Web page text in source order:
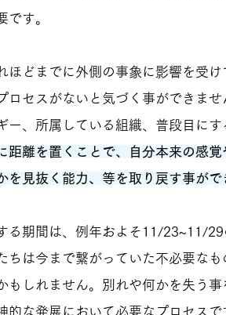
です。
ほどまでに外側の事象に影響を受
ロセスがないと気づく事ができま
ー、所属している組織、普段目に
距離を置くことで、自分本来の感
を見抜く能力、等を取り戻す事がで
る期間は、例年およそ11/23~11/
ちは今まで繋がっていた不必要な
もしれません。別れや何かを失う
的な発展において必要なプロセスで